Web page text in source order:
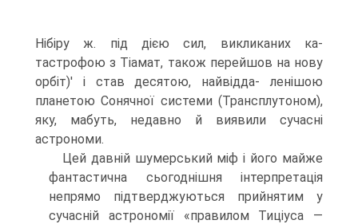
Нібіру ж. під дією сил, викликаних ка­
тастрофою з Тіамат, також перейшов на нову
орбіт)' і став десятою, найвідда- ленішою
планетою Сонячної системи (Трансплутоном),
яку, мабуть, недавно й виявили сучасні
астрономи.
Цей давній шумерський міф і його майже
фантастична сьогоднішня інтерпретація
непрямо підтверджуються прийнятим у
сучасній астрономії «правилом Тиціуса —